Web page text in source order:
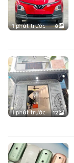
1 phút trước 8
1 phút trước 12